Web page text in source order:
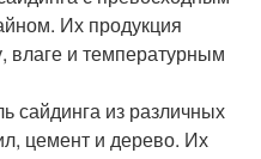
Их продукция
влаге и температурным
сайдинга из различных
цемент и дерево. Их